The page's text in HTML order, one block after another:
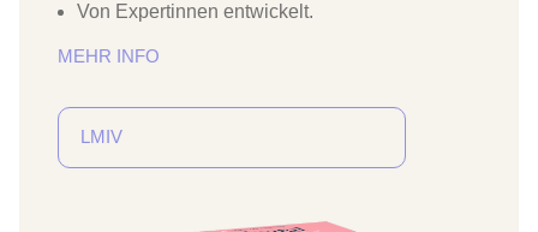
Von Expertinnen entwickelt.
MEHR INFO
LMIV